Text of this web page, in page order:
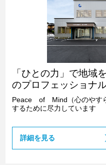
「ひとの力」で地
のプロフェッショナ
Peace of Mind（心のやす
するために尽力しています
詳細を見る